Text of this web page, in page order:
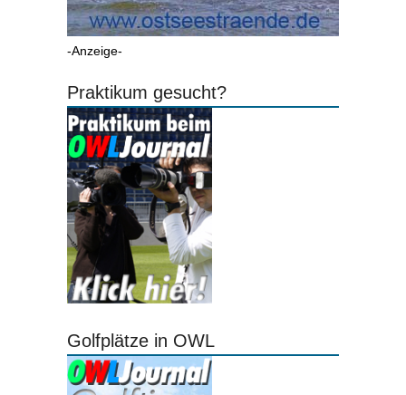
-Anzeige-
Praktikum gesucht?
Golfplätze in OWL